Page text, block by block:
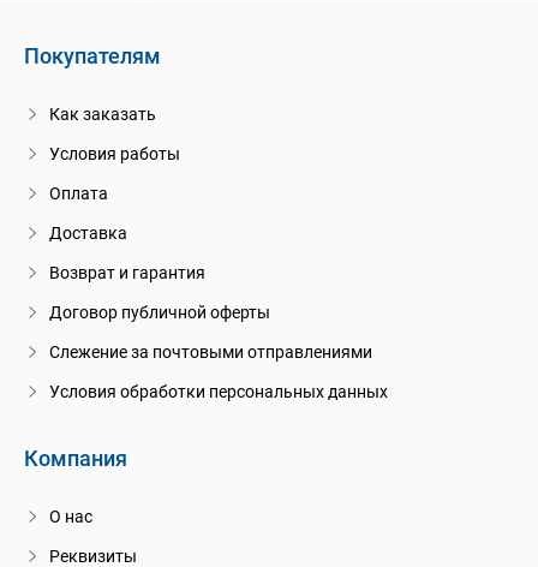
Покупателям
Как заказать
Условия работы
Оплата
Доставка
Возврат и гарантия
Договор публичной оферты
Слежение за почтовыми отправлениями
Условия обработки персональных данных
Компания
О нас
Реквизиты